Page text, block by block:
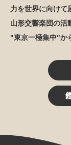
力を世界に向けて
山形交響楽団の活
"東京一極集中"か